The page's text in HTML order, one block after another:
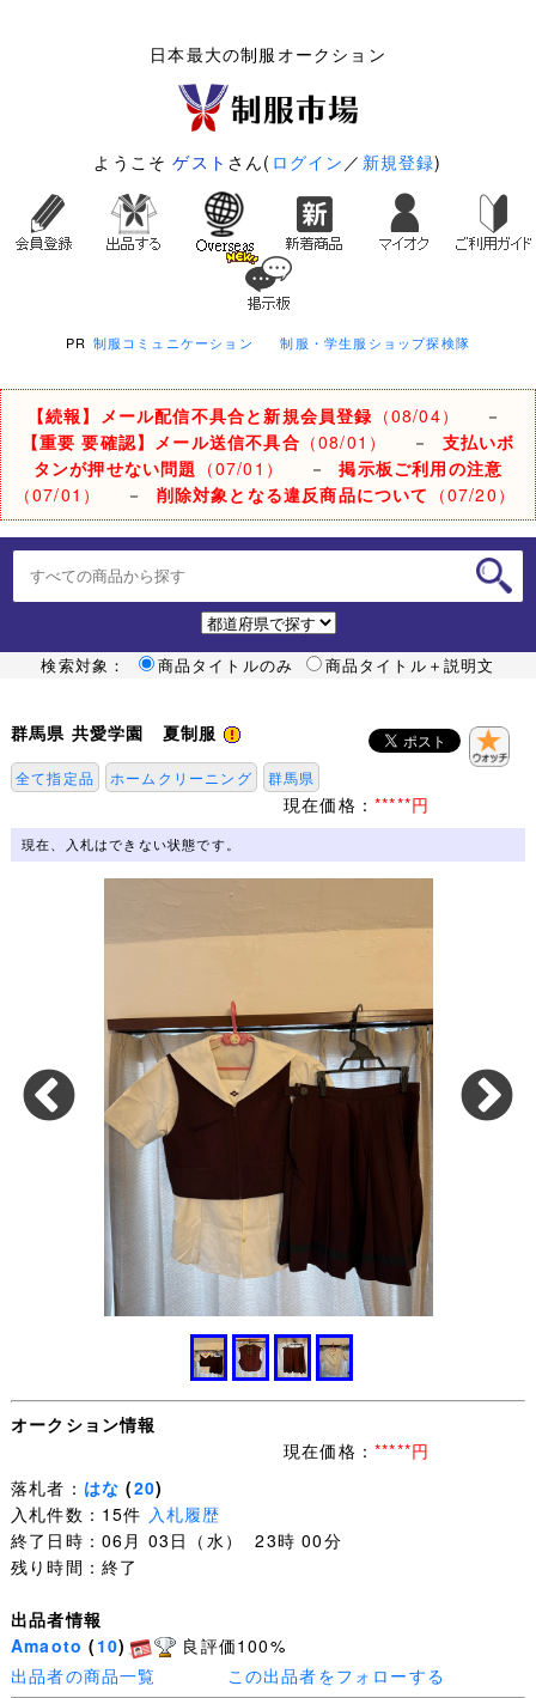
日本最大の制服オークション
ようこそゲスト さん( ログイン ／ 新規登録)
PR 制服コミュニケーション 制服・学生服ショップ探検隊
【続報】メール配信不具合と新規会員登録 （08/04）
－
【重要 要確認】メール送信不具合 （08/01） － 支払いボ
タンが押せない問題 （07/01） －掲示板ご利用の注意
（07/01）
－ 削除対象となる違反商品について （07/20）
検索対象： 商品タイトルのみ 商品タイトル＋説明文
群馬県 共愛学園 夏制服
全て指定品 ホームクリーニング 群馬県
現在価格： *****円
現在、入札はできない状態です。
オークション情報
現在価格： *****円
落札者： はな (20)
入札件数：15件 入札履歴
終了日時：06月 03日（水） 23時 00分
残り時間：終了
出品者情報
Amaoto ( 10)
良評価100%
出品者の商品一覧
この出品者をフォローする